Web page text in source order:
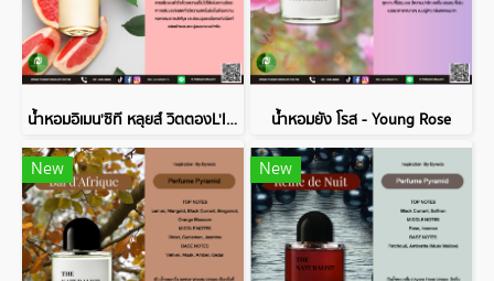
น้ำหอมอิเมน'ซิที หลุยส์ วิตตองL'IMMENSITE (LOUIS VUITTON ) น้ำหอมยัง โรส - Young Rose
New New